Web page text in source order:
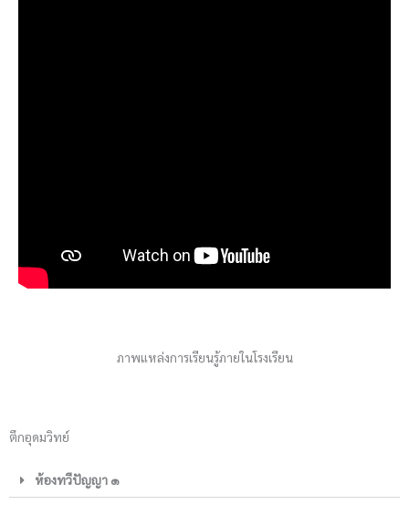
ภาพแหล่งการเรียนรู้ภายในโรงเรียน
ตึกอุดมวิทย์
ห้องทวีปัญญา ๑